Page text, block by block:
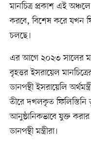
মানচিত্র প্রকাশ এই অঞ্চলে
করবে, বিশেষ করে যখন
চলছে।
এর আগে ২০২৩ সালের
বৃহত্তর ইসরায়েল
ডানপন্থী ইসরায়েলি
তীরে দখলকৃত ফিলিস্তিনি
আনুষ্ঠানিকভাবে যুক্ত
ডানপন্থী মন্ত্রীরা।